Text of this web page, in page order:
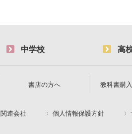
中学校 高
書店の方へ 教科書購
関連会社 個人情報保護方針